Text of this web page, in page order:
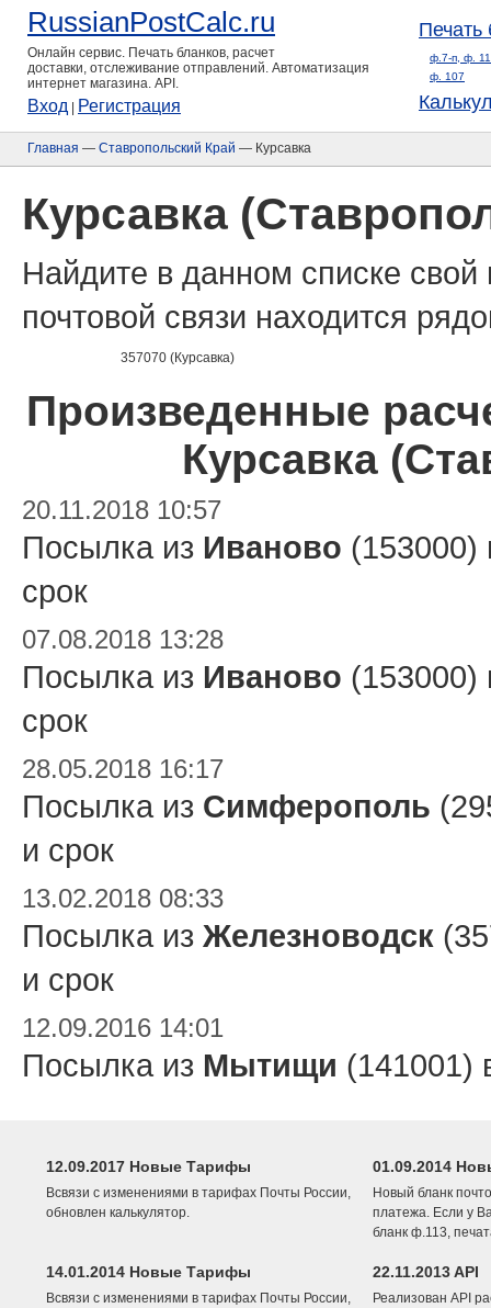
RussianPostCalc.ru
Онлайн сервис. Печать бланков, расчет
доставки, отслеживание отправлений. Автоматизация
интернет магазина. API.
Вход Регистрация
Печать
ф.7-п, ф.
ф. 107
Главная — Ставропольский Край — Курсавка
Курсавка
Найдите в данном списке
почтовой связи находится
357070 (Курсавка)
Произведенные
Курсавка
20.11.2018 10:57
Посылка из Иваново
срок
07.08.2018 13:28
Посылка из Иваново
срок
28.05.2018 16:17
Посылка из Симферополь
и срок
13.02.2018 08:33
Посылка из Железноводск
и срок
12.09.2016 14:01
Посылка из Мытищи (141001)
12.09.2017 Новые Тарифы
Всвязи с изменениями в тарифах Почты России,
обновлен калькулятор.
01.09.2014
Новый бланк
платежа. Если у
бланк ф.113,
14.01.2014 Новые Тарифы
Всвязи с изменениями в тарифах Почты России,
22.11.2013 API
Реализован API